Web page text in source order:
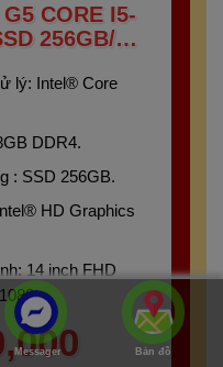
CORE I5-
256GB/
lý: Intel® Core
DDR4.
: SSD 256GB.
HD Graphics
14 inch FHD
Messager Bản đồ